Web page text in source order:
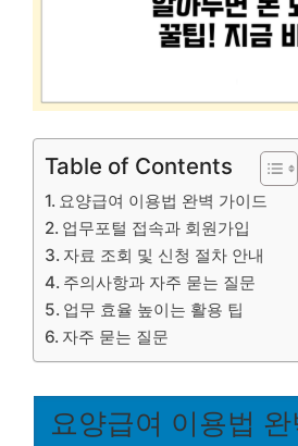
Table of Contents
요양급여 이용법 완벽 가이드
업무포털 접속과 회원가입
자료 조회 및 신청 절차 안내
주의사항과 자주 묻는 질문
업무 효율 높이는 활용 팁
자주 묻는 질문
요양급여 이용법